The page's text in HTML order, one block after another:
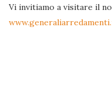
Vi invitiamo a visitare il